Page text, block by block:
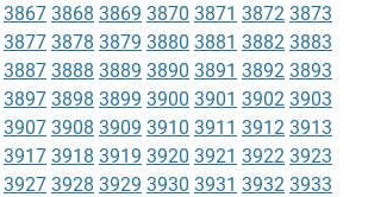
3867 3868 3869 3870 3871 3872 3873
3877 3878 3879 3880 3881 3882 3883
3887 3888 3889 3890 3891 3892 3893
3897 3898 3899 3900 3901 3902 3903
3907 3908 3909 3910 3911 3912 3913
3917 3918 3919 3920 3921 3922 3923
3927 3928 3929 3930 3931 3932 3933